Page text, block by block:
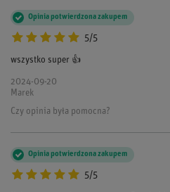
5/5
Opinia potwierdzona zakupem
wszystko super 👍
2024-09-20
Marek
Czy opinia była pomocna?
5/5
Opinia potwierdzona zakupem